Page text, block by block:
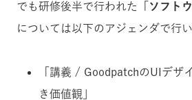
でも研修後半で行われた
「ソフト
については以下のアジェンダで行い
「講義 / GoodpatchのUIデザ
き価値観」